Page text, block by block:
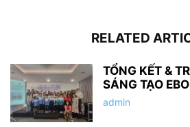
RELATED
TỔNG KẾT &
SÁNG TẠO
admin